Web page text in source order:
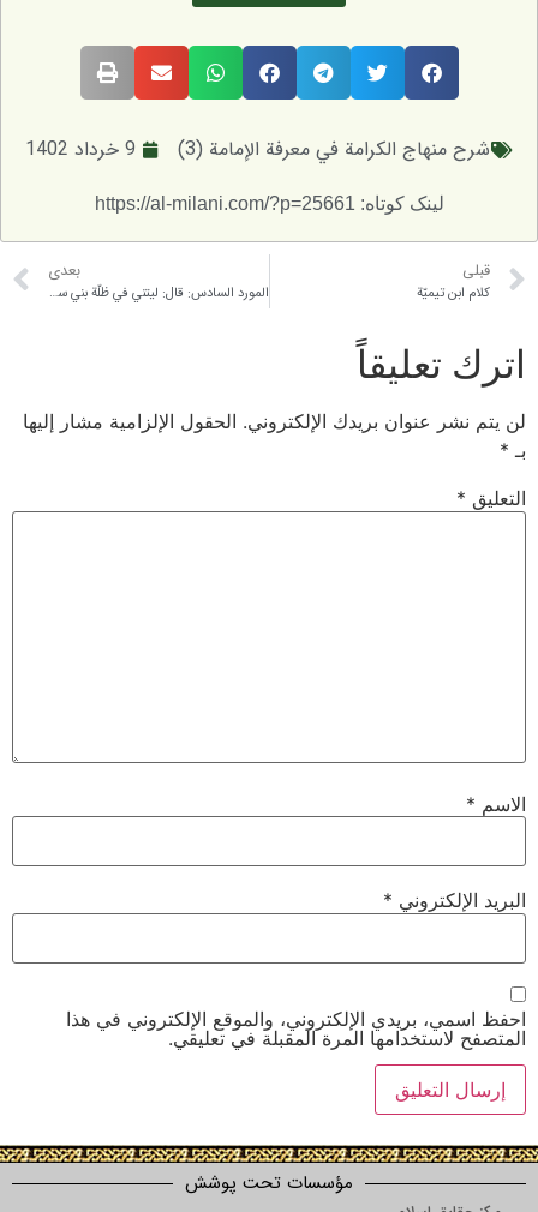
الكرامة في معرفة الإمامة (3) 9 خرداد 1402
المورد السادس: قال: ليتني في ظلّة بني ساعدة ضربت يدي…
عنوان بريدك الإلكتروني. الحقول الإلزامية مشار إليها
*
بريدي الإلكتروني، والموقع الإلكتروني في هذا
المرة المقبلة في تعليقي.
مؤسسات تحت پوشش